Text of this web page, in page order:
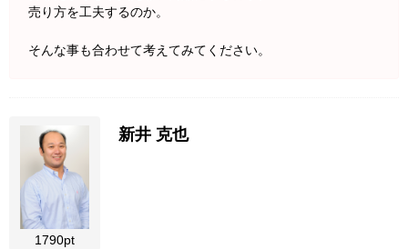
売り方を工夫するのか。
そんな事も合わせて考えてみてください。
1790pt
新井 克也